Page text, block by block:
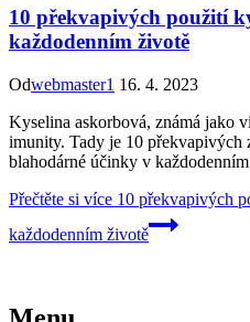
10 překvapivých použití
každodenním životě
Odwebmaster1 16. 4. 2023
Kyselina askorbová, známá jako
imunity. Tady je 10 překvapivých
blahodárné účinky v
Přečtěte si více 10 překvapivých
každodenním životě